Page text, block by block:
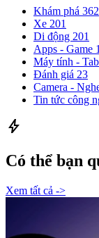
Khám phá 362
Xe 201
Di động 201
Apps - Game
Máy tính -
Đánh giá 23
Camera -
Tin tức công
bolt
Có thể bạn
Xem tất cả ->